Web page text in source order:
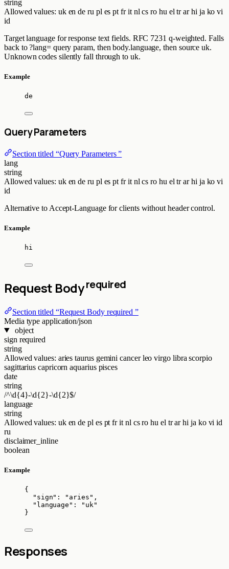
string
Allowed values: uk enderu pl esptfrit nlcsro hu eltrarhi ja kovi
id
Target language for response text fields. RFC 7231 q-weighted. Falls
back to ?lang= query param, then body.language, then source uk.
Unknown codes silently fall through to uk.
Example
de
Query Parameters
Section titled “Query Parameters ”
lang
string
Allowed values: uk enderu pl esptfrit nlcsro hu eltrarhi ja kovi
id
Alternative to Accept-Language for clients without header control.
Example
hi
Request Bodyrequired
Section titled “Request Body required ”
Media type application/json
object
sign required
string
Allowed values: ariestaurus geminicancerleovirgo librascorpio
sagittariuscapricornaquarius pisces
date
string
/^\d{4}-\d{2}-\d{2}$/
language
string
Allowed values: uk endepl es ptfrit nl csrohu el trarhi ja ko viid
ru
disclaimer_inline
boolean
Example
{
"sign" : " aries " ,
"language" : " uk"
}
Responses